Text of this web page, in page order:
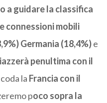
a guidare la classifica
connessioni mobili
Germania (18,4%)e
penultima con il
la Francia con il
poco sopra la